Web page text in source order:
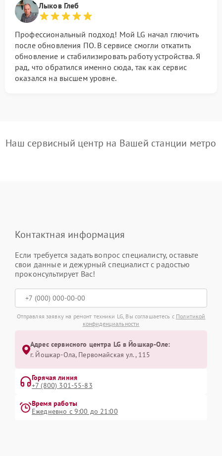
Лыков Глеб
Профессиональный подход! Мой LG начал глючить
после обновления ПО. В сервисе смогли откатить
обновление и стабилизировать работу устройства. Я
рад, что обратился именно сюда, так как сервис
оказался на высшем уровне.
Наш сервисный центр на Вашей станции метро
Контактная информация
Если требуется задать вопрос специалисту, оставьте
свои данные и дежурный специалист с радостью
проконсультирует Вас!
Отправляя заявку на ремонт техники LG, Вы соглашаетесь с Политикой
конфиденциальности
Адрес сервисного центра LG в Йошкар-Оле:
г. Йошкар-Ола, Первомайская ул., 115
Горячая линия
+7 (800) 301-55-83
Время работы
Ежедневно с 9:00 до 21:00